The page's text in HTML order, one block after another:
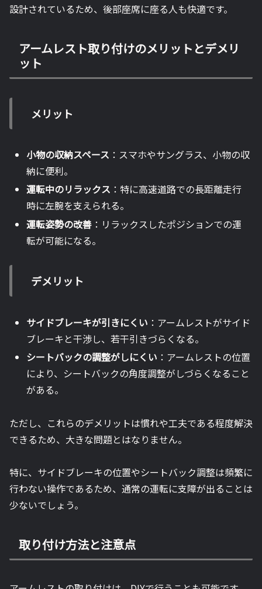
設計されているため、後部座席に座る人も快適です。
アームレスト取り付けのメリットとデメリ
ット
メリット
小物の収納スペース ：スマホやサングラス、小物の収
納に便利。
運転中のリラックス ：特に高速道路での長距離走行
時に左腕を支えられる。
運転姿勢の改善 ：リラックスしたポジションでの運
転が可能になる。
デメリット
サイドブレーキが引きにくい ：アームレストがサイド
ブレーキと干渉し、若干引きづらくなる。
シートバックの調整がしにくい ：アームレストの位置
により、シートバックの角度調整がしづらくなること
がある。
ただし、これらのデメリットは慣れや工夫である程度解決
できるため、大きな問題とはなりません。
特に、サイドブレーキの位置やシートバック調整は頻繁に
行わない操作であるため、通常の運転に支障が出ることは
少ないでしょう。
取り付け方法と注意点